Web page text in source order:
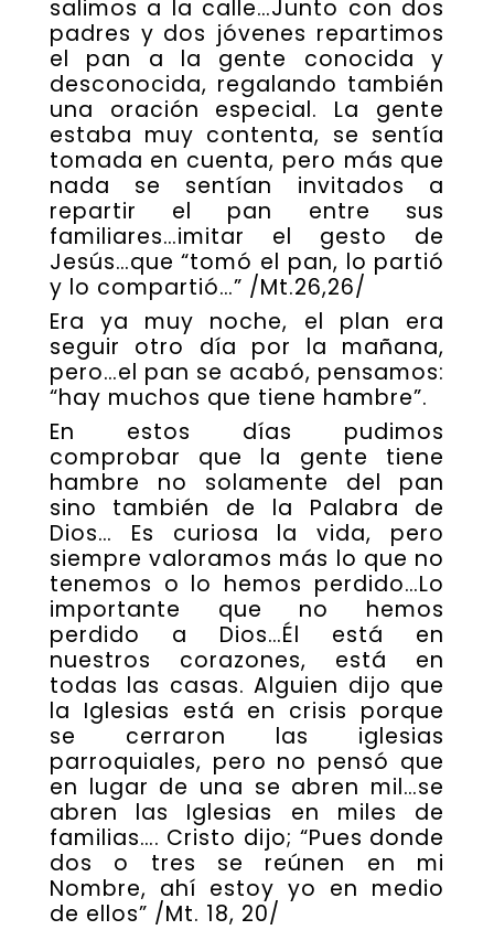
salimos a la calle…Junto con dos
padres y dos jóvenes repartimos
el pan a la gente conocida y
desconocida, regalando también
una oración especial. La gente
estaba muy contenta, se sentía
tomada en cuenta, pero más que
nada se sentían invitados a
repartir el pan entre sus
familiares…imitar el gesto de
Jesús…que “tomó el pan, lo partió
y lo compartió…” /Mt.26,26/
Era ya muy noche, el plan era
seguir otro día por la mañana,
pero…el pan se acabó, pensamos:
“hay muchos que tiene hambre”.
En estos días pudimos
comprobar que la gente tiene
hambre no solamente del pan
sino también de la Palabra de
Dios… Es curiosa la vida, pero
siempre valoramos más lo que no
tenemos o lo hemos perdido…Lo
importante que no hemos
perdido a Dios…Él está en
nuestros corazones, está en
todas las casas. Alguien dijo que
la Iglesias está en crisis porque
se cerraron las iglesias
parroquiales, pero no pensó que
en lugar de una se abren mil…se
abren las Iglesias en miles de
familias…. Cristo dijo; “Pues donde
dos o tres se reúnen en mi
Nombre, ahí estoy yo en medio
de ellos” /Mt. 18, 20/